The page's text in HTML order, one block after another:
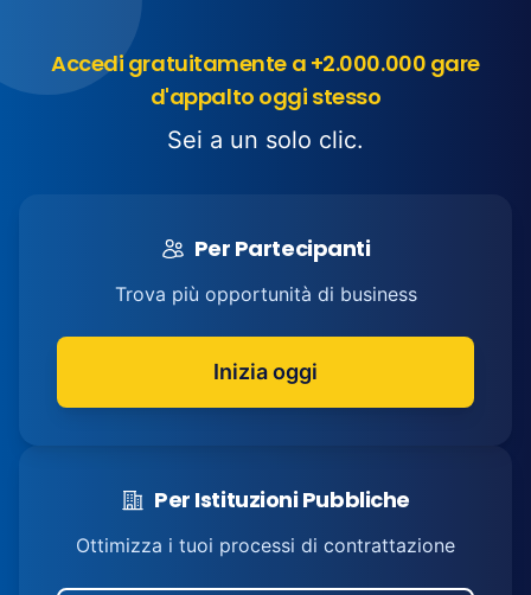
Accedi gratuitamente a +2.000.000 gare
d'appalto oggi stesso
Sei a un solo clic.
Per Partecipanti
Trova più opportunità di business
Inizia oggi
Per Istituzioni Pubbliche
Ottimizza i tuoi processi di contrattazione